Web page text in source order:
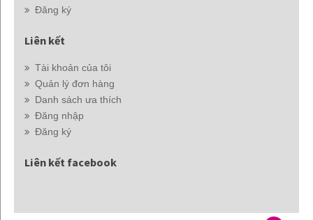
Đăng ký
Liên kết
Tài khoản của tôi
Quản lý đơn hàng
Danh sách ưa thích
Đăng nhập
Đăng ký
Liên kết facebook